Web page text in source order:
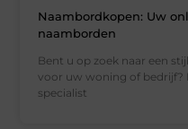
Naambordkopen: Uw
naamborden
Bent u op zoek naar een
voor uw woning of bedrijf?
specialist